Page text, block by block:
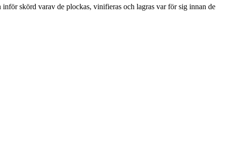
skörd varav de plockas, vinifieras och lagras var för sig innan de